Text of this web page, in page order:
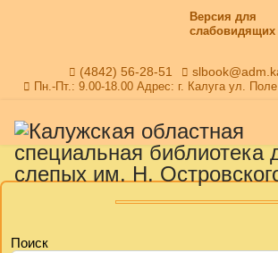
Версия для
слабовидящих
(4842) 56-28-51
Пн.-Пт.: 9.00-18.00 Адрес: г. Калуга ул.
Поиск